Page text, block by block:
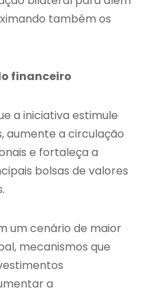
também os
financeiro
a iniciativa estimule
aumente a circulação
e fortaleça a
bolsas de valores
um cenário de maior
mecanismos que
a